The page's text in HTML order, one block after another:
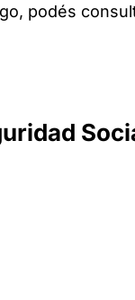
podés